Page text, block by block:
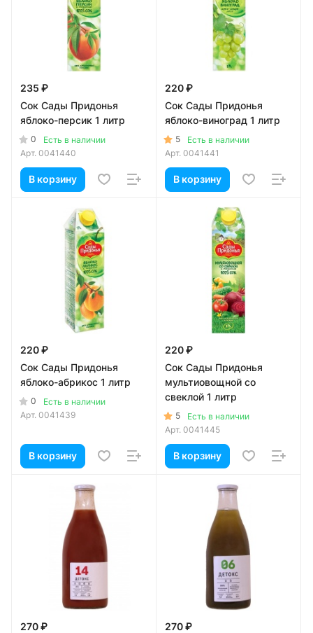
235 ₽
Сок Сады Придонья
яблоко-персик 1 литр
0
Есть в наличии
Арт. 0041440
В корзину
220 ₽
Сок Сады Придонья
яблоко-виноград 1 литр
5
Есть в наличии
Арт. 0041441
В корзину
220 ₽
Сок Сады Придонья
яблоко-абрикос 1 литр
0
Есть в наличии
Арт. 0041439
В корзину
220 ₽
Сок Сады Придонья
мультиовощной со
свеклой 1 литр
5
Есть в наличии
Арт. 0041445
В корзину
270 ₽
270 ₽